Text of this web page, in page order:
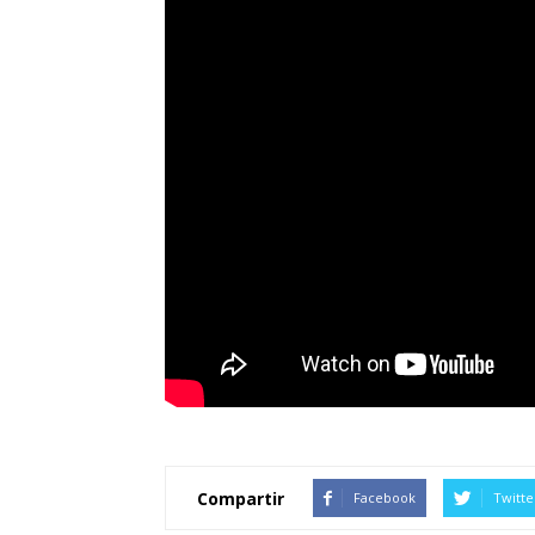
Compartir Facebook